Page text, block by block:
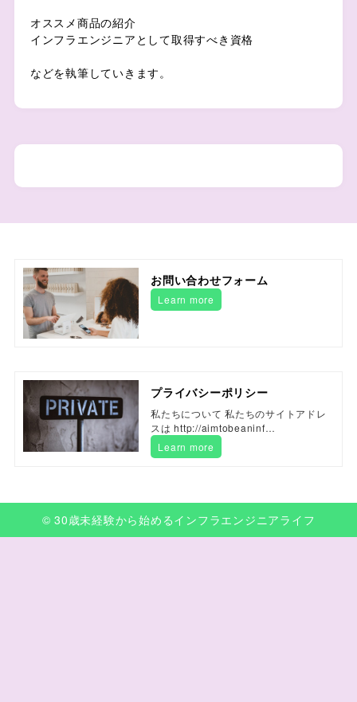
オススメ商品の紹介
インフラエンジニアとして取得すべき資格
などを執筆していきます。
お問い合わせフォーム
Learn more
プライバシーポリシー
私たちについて 私たちのサイトアドレ
スは http://aimtobeaninf…
Learn more
© 30歳未経験から始めるインフラエンジニアライフ